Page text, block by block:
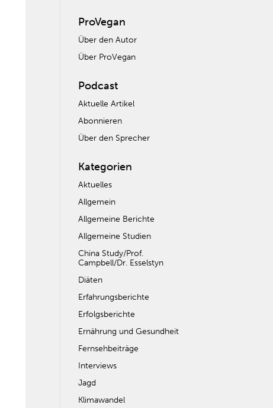
ProVegan
Über den Autor
Über ProVegan
Podcast
Aktuelle Artikel
Abonnieren
Über den Sprecher
Kategorien
Aktuelles
Allgemein
Allgemeine Berichte
Allgemeine Studien
China Study/Prof.
Campbell/Dr. Esselstyn
Diäten
Erfahrungsberichte
Erfolgsberichte
Ernährung und Gesundheit
Fernsehbeiträge
Interviews
Jagd
Klimawandel